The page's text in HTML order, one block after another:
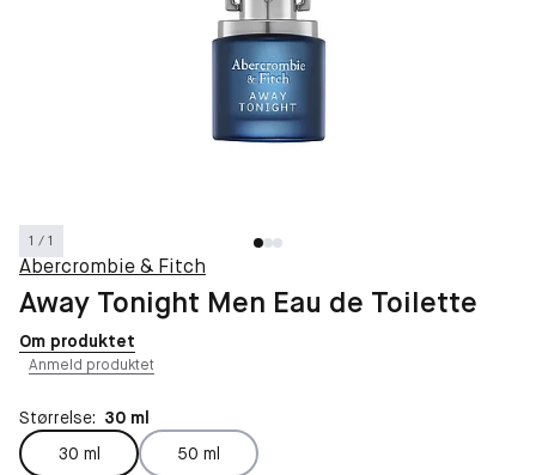
1 / 1
Abercrombie & Fitch
Away Tonight Men Eau de Toilette
Om produktet
Anmeld produktet
Størrelse: 30 ml
30 ml
50 ml